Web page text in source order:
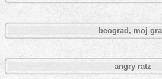
beograd, moj
angry ratz